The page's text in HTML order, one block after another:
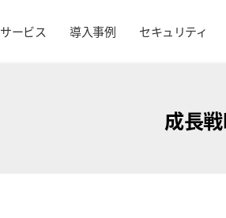
サービス 導入事例 セキュリティ
成長